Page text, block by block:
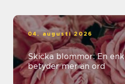
04. augusti 2026
Skicka blommor: En
betyder mer än ord